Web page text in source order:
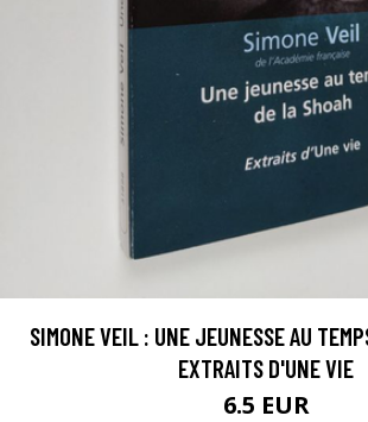
SIMONE VEIL : UNE JEUNESSE AU
EXTRAITS D'UNE VIE
6.5 EUR